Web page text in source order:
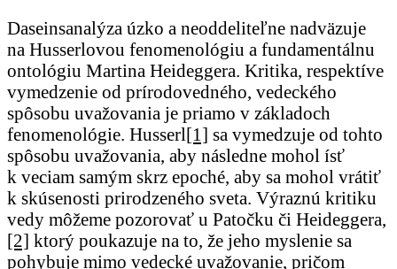
Daseinsanalýza úzko a neoddeliteľne nadväzuje
na Husserlovou fenomenológiu a fundamentálnu
ontológiu Martina Heideggera. Kritika, respektíve
vymedzenie od prírodovedného, vedeckého
spôsobu uvažovania je priamo v základoch
fenomenológie. Husserl[1] sa vymedzuje od tohto
spôsobu uvažovania, aby následne mohol ísť
k veciam samým skrz epoché, aby sa mohol vrátiť
k skúsenosti prirodzeného sveta. Výraznú kritiku
vedy môžeme pozorovať u Patočku či Heideggera,
[2] ktorý poukazuje na to, že jeho myslenie sa
pohybuje mimo vedecké uvažovanie, pričom